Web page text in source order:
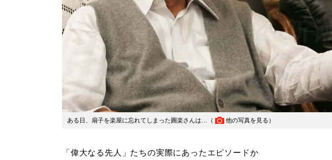
ある日、扇子を楽屋に忘れてしまった圓楽さんは…（ 他の写真を見る ）
「偉大なる先人」たちの実際にあったエピソードか